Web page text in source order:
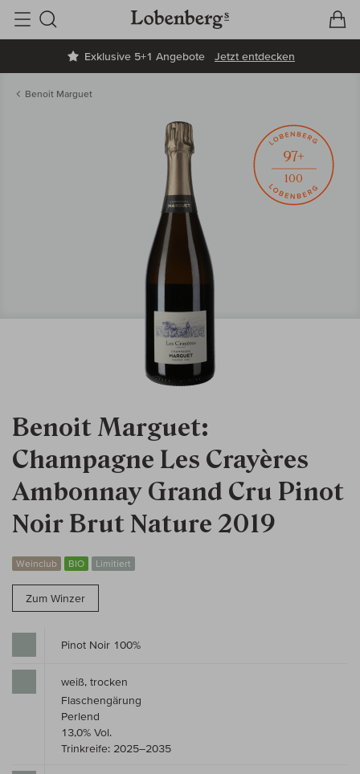
Exklusive 5+1 Angebote Jetzt entdecken
Suche
Benoit Marguet
Benoit Marguet:
Champagne Les Crayères
Ambonnay Grand Cru Pinot
Noir Brut Nature 2019
Weinclub BIO Limitiert
Zum Winzer
97+
100
Pinot Noir 100%
weiß, trocken
Flaschengärung
Perlend
13,0% Vol.
Trinkreife: 2025–2035